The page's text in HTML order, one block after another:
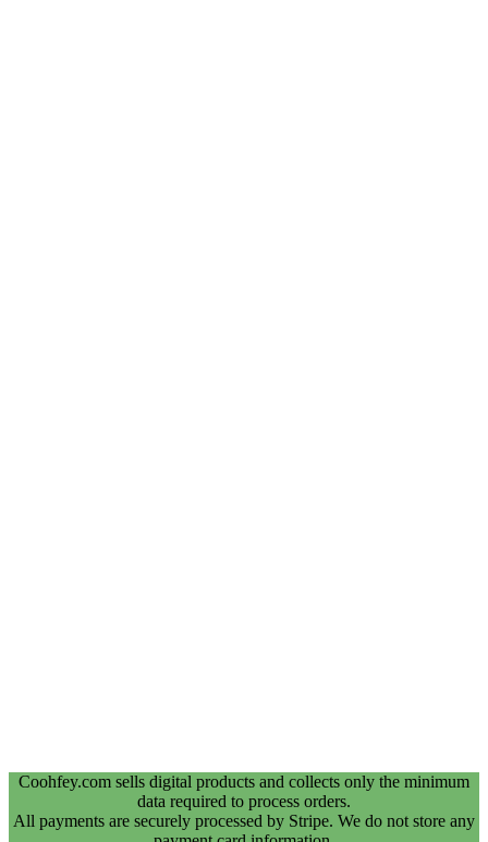
Coohfey.com sells digital products and collects only the minimum
data required to process orders.
All payments are securely processed by Stripe. We do not store any